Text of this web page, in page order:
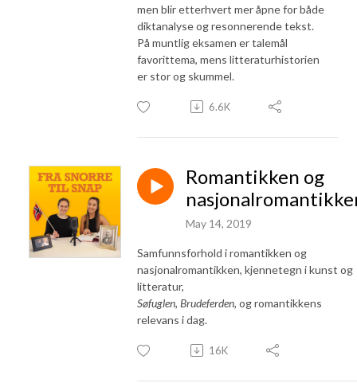
men blir etterhvert mer åpne for både
diktanalyse og resonnerende tekst.
På muntlig eksamen er talemål
favorittema, mens litteraturhistorien
er stor og skummel.
6.6K
Romantikken og
May 14, 2019
Samfunnsforhold i romantikken og
nasjonalromantikken, kjennetegn i kunst og
litteratur,
Søfuglen, Brudeferden, og romantikkens
relevans i dag.
16K